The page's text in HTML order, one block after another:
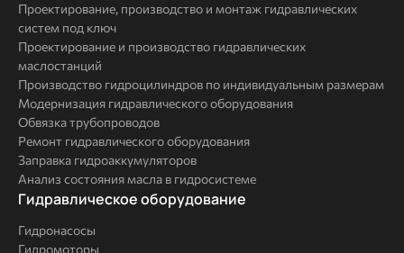
Проектирование, производство и монтаж гидравлических
систем под ключ
Проектирование и производство гидравлических
маслостанций
Производство гидроцилиндров по индивидуальным размерам
Модернизация гидравлического оборудования
Обвязка трубопроводов
Ремонт гидравлического оборудования
Заправка гидроаккумуляторов
Анализ состояния масла в гидросистеме
Комплексные
Гидравлическое оборудование
Гидронасосы
Гидромоторы